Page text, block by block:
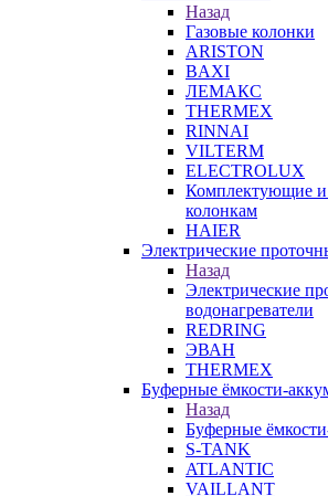
Назад
Газовые колонки
ARISTON
BAXI
ЛЕМАКС
THERMEX
RINNAI
VILTERM
ELECTROLUX
Комплектующие и
колонкам
HAIER
Электрические
Назад
Электрические
водонагреватели
REDRING
ЭВАН
THERMEX
Буферные ёмкости-
Назад
Буферные
S-TANK
ATLANTIC
VAILLANT